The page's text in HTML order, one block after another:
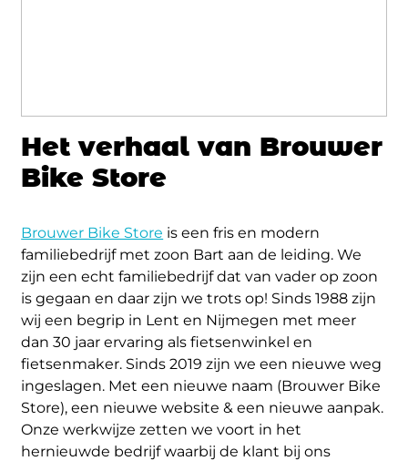
Het verhaal van Brouwer
Bike Store
Brouwer Bike Store is een fris en modern
familiebedrijf met zoon Bart aan de leiding. We
zijn een echt familiebedrijf dat van vader op zoon
is gegaan en daar zijn we trots op! Sinds 1988 zijn
wij een begrip in Lent en Nijmegen met meer
dan 30 jaar ervaring als fietsenwinkel en
fietsenmaker. Sinds 2019 zijn we een nieuwe weg
ingeslagen. Met een nieuwe naam (Brouwer Bike
Store), een nieuwe website & een nieuwe aanpak.
Onze werkwijze zetten we voort in het
hernieuwde bedrijf waarbij de klant bij ons